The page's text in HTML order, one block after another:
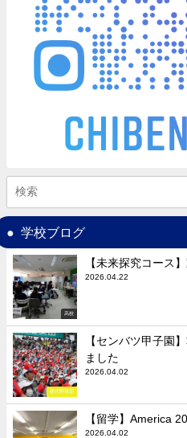
学校ブログ
高校
【未来探究コース
2026.04.22
硬式野球部
【センバツ甲子園
ました
2026.04.02
【留学】America
2026.04.02